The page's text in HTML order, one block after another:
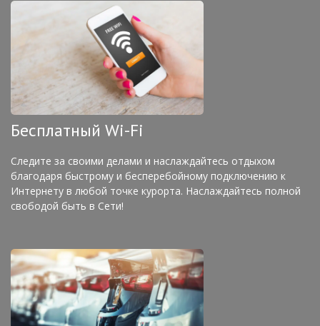
Бесплатный Wi-Fi
Следите за своими делами и наслаждайтесь отдыхом
благодаря быстрому и бесперебойному подключению к
Интернету в любой точке курорта. Наслаждайтесь полной
свободой быть в Сети!